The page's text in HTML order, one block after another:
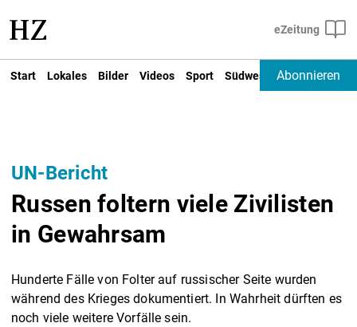
Start Lokales Bilder Videos Sport Südwest Deutschland
Abonnieren
UN-Bericht
Russen foltern viele Zivilisten
in Gewahrsam
Hunderte Fälle von Folter auf russischer Seite wurden
während des Krieges dokumentiert. In Wahrheit dürften es
noch viele weitere Vorfälle sein.